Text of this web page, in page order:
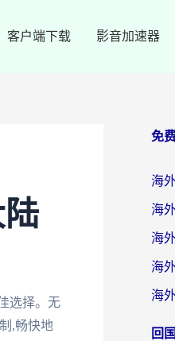
客户端下载 影音加速器
选择。无
,畅快地
免
回